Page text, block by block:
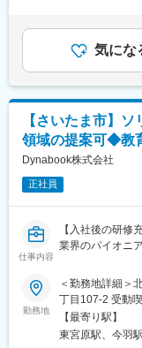
CompTIA など
担）、高度ITS
■ポジション魅力
・営業やビジネ
感
・技術に閉じず
製品単体の説明
を起点にIT全体
るため、社内で
どとなります。
ため、関係者が
【ポジションの
・長期間の研修
・業界トップク
を通して最新の
登用となり、業
して安定就業が
【同社の魅力】
◆医療業界に貢
最新のIoT技術
れていた薬剤管
あり、選考を通
手当を含めた表
気にな
【さいたま市】
領域の提案可◆教
Dynabook株式会社
正社員
仕事内容
【入社後の研修
業界のパイオニ
寄与】
■業務概要：
法人顧客や官公
ク、周辺機器の
勤務地
＜勤務地詳細＞
丁目107-2 受動
る事業所（リモ
【最寄り駅】
東宮原駅、今羽